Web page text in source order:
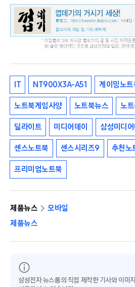
IT NT900X3A-A51 게이밍노트
노트북게임사양 노트북뉴스 노
딜라이트 미디어데이 삼성미디어
센스노트북 센스시리즈9 추천노
프리미엄노트북
제품뉴스
모바일
제품뉴스
삼성전자 뉴스룸의 직접 제작한 기사와 이미